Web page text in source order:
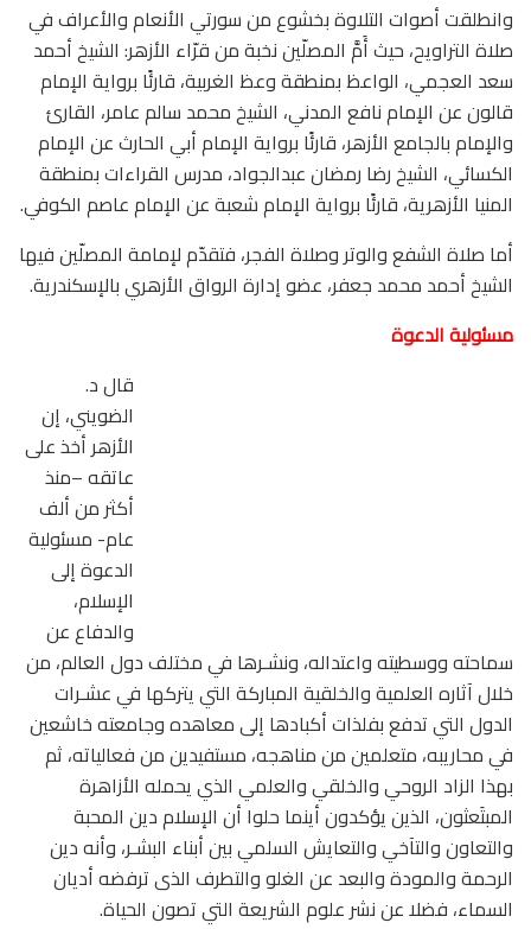
وانطلقت أصوات التلاوة بخشوع من سورتي الأنعام والأعراف في
صلاة التراويح، حيث أَمَّ المصلّين نخبة من قرّاء الأزهر: الشيخ أحمد
سعد العجمي، الواعظ بمنطقة وعظ الغربية، قارئًا برواية الإمام
قالون عن الإمام نافع المدني، الشيخ محمد سالم عامر، القارئ
والإمام بالجامع الأزهر، قارئًا برواية الإمام أبي الحارث عن الإمام
الكسائي، الشيخ رضا رمضان عبدالجواد، مدرس القراءات بمنطقة
المنيا الأزهرية، قارئًا برواية الإمام شعبة عن الإمام عاصم الكوفي.
أما صلاة الشفع والوتر وصلاة الفجر، فتقدّم لإمامة المصلّين فيها
الشيخ أحمد محمد جعفر، عضو إدارة الرواق الأزهري بالإسكندرية.
مسئولية الدعوة
قال د.
الضويني، إن
الأزهر أخذ على
عاتقه –منذ
أكثر من ألف
عام- مسئولية
الدعوة إلى
الإسلام،
والدفاع عن
سماحته ووسطيته واعتداله، ونشـرها في مختلف دول العالم، من
خلال آثاره العلمية والخلقية المباركة التي يتركها في عشـرات
الدول التي تدفع بفلذات أكبادها إلى معاهده وجامعته خاشعين
في محاريبه، متعلمين من مناهجه، مستفيدين من فعالياته، ثم
بهذا الزاد الروحي والخلقي والعلمي الذي يحمله الأزاهرة
المبتَعثون، الذين يؤكدون أينما حلوا أن الإسلام دين المحبة
والتعاون والتآخي والتعايش السلمي بين أبناء البشـر، وأنه دين
الرحمة والمودة والبعد عن الغلو والتطرف الذى ترفضه أديان
السماء، فضلا عن نشر علوم الشريعة التي تصون الحياة.